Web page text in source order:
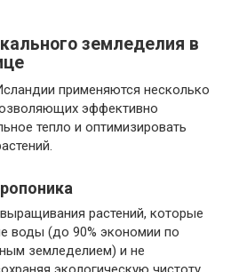
земледелия в
применяются несколько
эффективно
тепло и оптимизировать
растений, которые
воды (до 90% экономии по
земледелием) и не